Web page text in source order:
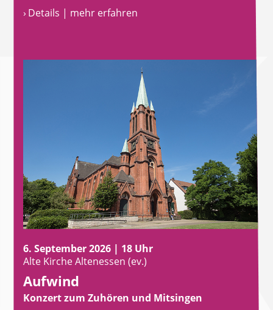
› Details | mehr erfahren
6. September 2026 | 18 Uhr
Alte Kirche Altenessen (ev.)
Aufwind
Konzert zum Zuhören und Mitsingen